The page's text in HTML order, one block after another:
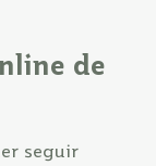
de
seguir